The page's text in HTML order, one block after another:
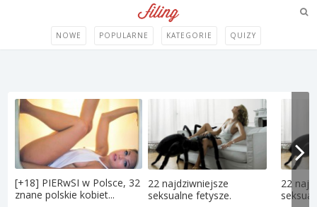
NOWE POPULARNE KATEGORIE QUIZY
[+18] PIERwSI w Polsce, 32
znane polskie kobiet...
22 najdziwniejsze
seksualne fetysze.
22